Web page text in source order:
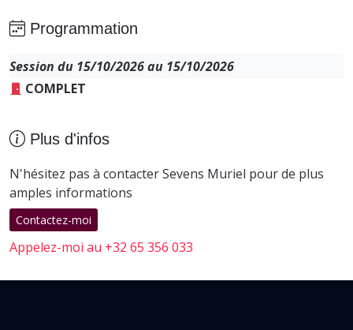
Programmation
Session du 15/10/2026 au 15/10/2026
COMPLET
Plus d'infos
N'hésitez pas à contacter Sevens Muriel pour de plus
amples informations
Contactez-moi
Appelez-moi au +32 65 356 033